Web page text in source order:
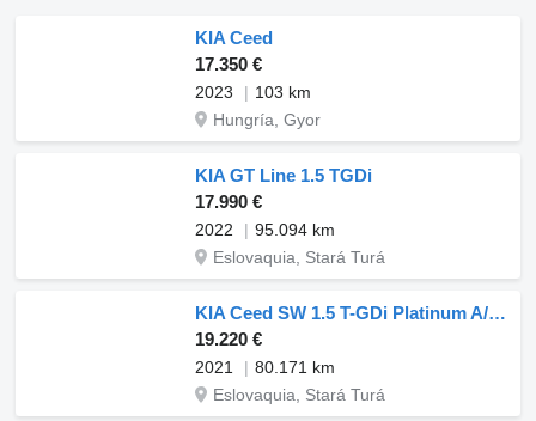
KIA Ceed
17.350 €
2023
103 km
Hungría, Gyor
KIA GT Line 1.5 TGDi
17.990 €
2022
95.094 km
Eslovaquia, Stará Turá
KIA Ceed SW 1.5 T-GDi Platinum A/T, A7
19.220 €
2021
80.171 km
Eslovaquia, Stará Turá